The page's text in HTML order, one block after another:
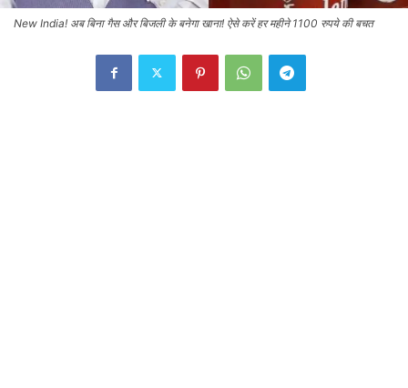
New India! अब बिना गैस और बिजली के बनेगा खाना! ऐसे करें हर महीने 1100 रुपये की बचत